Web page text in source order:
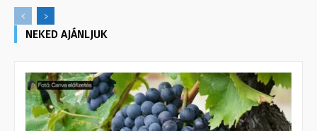
NEKED AJÁNLJUK